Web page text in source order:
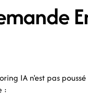
IA n'est pas
: